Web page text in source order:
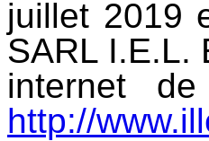
juillet 2019
SARL I.E.L.
internet
http://